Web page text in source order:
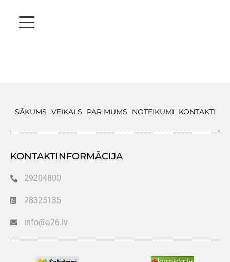
SĀKUMS VEIKALS PAR MUMS NOTEIKUMI KONTAKTI
KONTAKTINFORMĀCIJA
29204800
28325135
info@a26.lv